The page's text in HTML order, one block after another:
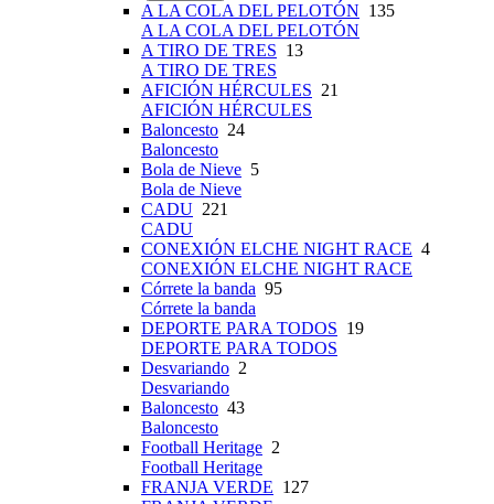
A LA COLA DEL PELOTÓN 135
A LA COLA DEL PELOTÓN
A TIRO DE TRES 13
A TIRO DE TRES
AFICIÓN HÉRCULES 21
AFICIÓN HÉRCULES
Baloncesto 24
Baloncesto
Bola de Nieve 5
Bola de Nieve
CADU 221
CADU
CONEXIÓN ELCHE NIGHT RACE 4
CONEXIÓN ELCHE NIGHT RACE
Córrete la banda 95
Córrete la banda
DEPORTE PARA TODOS 19
DEPORTE PARA TODOS
Desvariando 2
Desvariando
Baloncesto 43
Baloncesto
Football Heritage 2
Football Heritage
FRANJA VERDE 127